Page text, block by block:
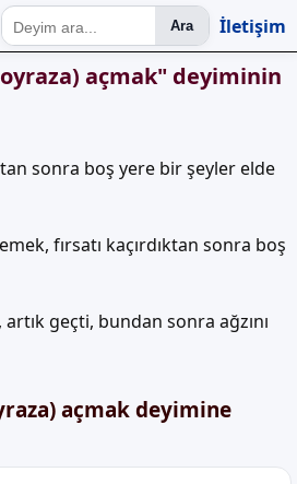
Ara İletişim
açmak" deyiminin
sonra boş yere bir şeyler elde
fırsatı kaçırdıktan sonra boş
geçti, bundan sonra ağzını
açmak deyimine